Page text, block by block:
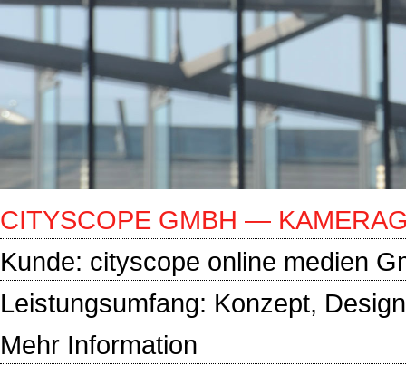
CITYSCOPE GMBH —
Kunde: cityscope online medien
Leistungsumfang: Konzept,
Mehr Information